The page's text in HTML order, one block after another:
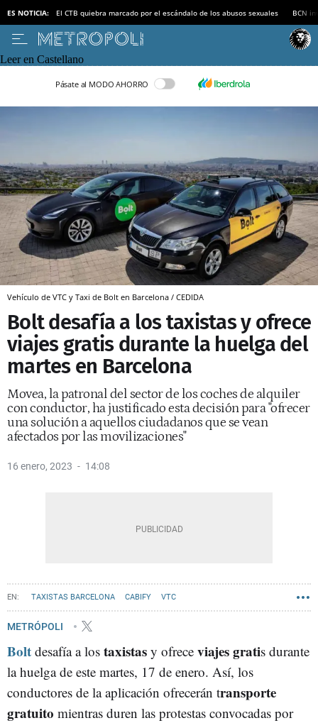
ES NOTICIA: El CTB quiebra marcado por el escándalo de los abusos sexuales BCN
Leer en Castellano
Pásate al MODO AHORRO
Vehículo de VTC y Taxi de Bolt en Barcelona / CEDIDA
Bolt desafía a los taxistas y ofrece
viajes gratis durante la huelga del
martes en Barcelona
Movea, la patronal del sector de los coches de alquiler
con conductor, ha justificado esta decisión para "ofrecer
una solución a aquellos ciudadanos que se vean
afectados por las movilizaciones"
16 enero, 2023 14:08
TAXISTAS BARCELONA CABIFY VTC
METRÓPOLI
Bolt desafía a los taxistas y ofrece viajes gratis durante
la huelga de este martes, 17 de enero. Así, los
conductores de la aplicación ofrecerán transporte
gratuito mientras duren las protestas convocadas por